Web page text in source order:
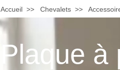
Accueil Chevalets
Plaque